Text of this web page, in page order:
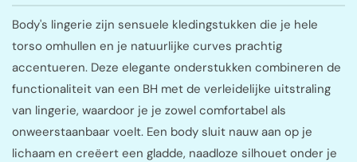
Body's lingerie zijn sensuele kledingstukken die je hele
torso omhullen en je natuurlijke curves prachtig
accentueren. Deze elegante onderstukken combineren de
functionaliteit van een BH met de verleidelijke uitstraling
van lingerie, waardoor je je zowel comfortabel als
onweerstaanbaar voelt. Een body sluit nauw aan op je
lichaam en creëert een gladde, naadloze silhouet onder je